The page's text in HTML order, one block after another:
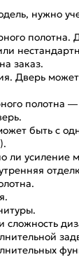
нужно
полотна.
заказ.
Дверь
полотна
быть с
ли усиление
сложность